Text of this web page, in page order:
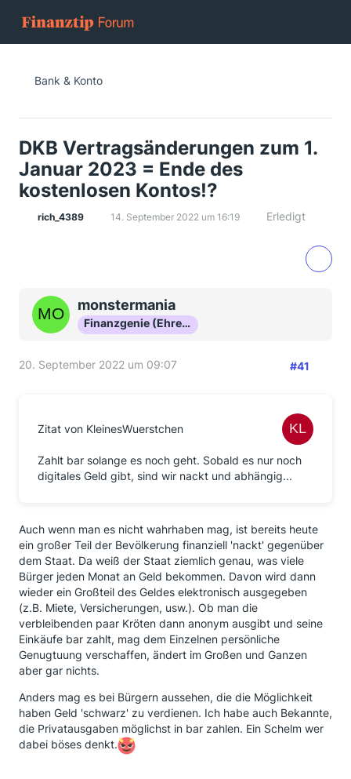
Bank & Konto
DKB Vertragsänderungen zum 1.
Januar 2023 = Ende des
kostenlosen Kontos!?
rich_4389 14. September 2022 um 16:19 Erledigt
monstermania
Finanzgenie (Ehrenmitglied)
20. September 2022 um 09:07 #41
Zitat von KleinesWuerstchen
Zahlt bar solange es noch geht. Sobald es nur noch
digitales Geld gibt, sind wir nackt und abhängig...
Auch wenn man es nicht wahrhaben mag, ist bereits heute
ein großer Teil der Bevölkerung finanziell 'nackt' gegenüber
dem Staat. Da weiß der Staat ziemlich genau, was viele
Bürger jeden Monat an Geld bekommen. Davon wird dann
wieder ein Großteil des Geldes elektronisch ausgegeben
(z.B. Miete, Versicherungen, usw.). Ob man die
verbleibenden paar Kröten dann anonym ausgibt und seine
Einkäufe bar zahlt, mag dem Einzelnen persönliche
Genugtuung verschaffen, ändert im Großen und Ganzen
aber gar nichts.
Anders mag es bei Bürgern aussehen, die die Möglichkeit
haben Geld 'schwarz' zu verdienen. Ich habe auch Bekannte,
die Privatausgaben möglichst in bar zahlen. Ein Schelm wer
dabei böses denkt.